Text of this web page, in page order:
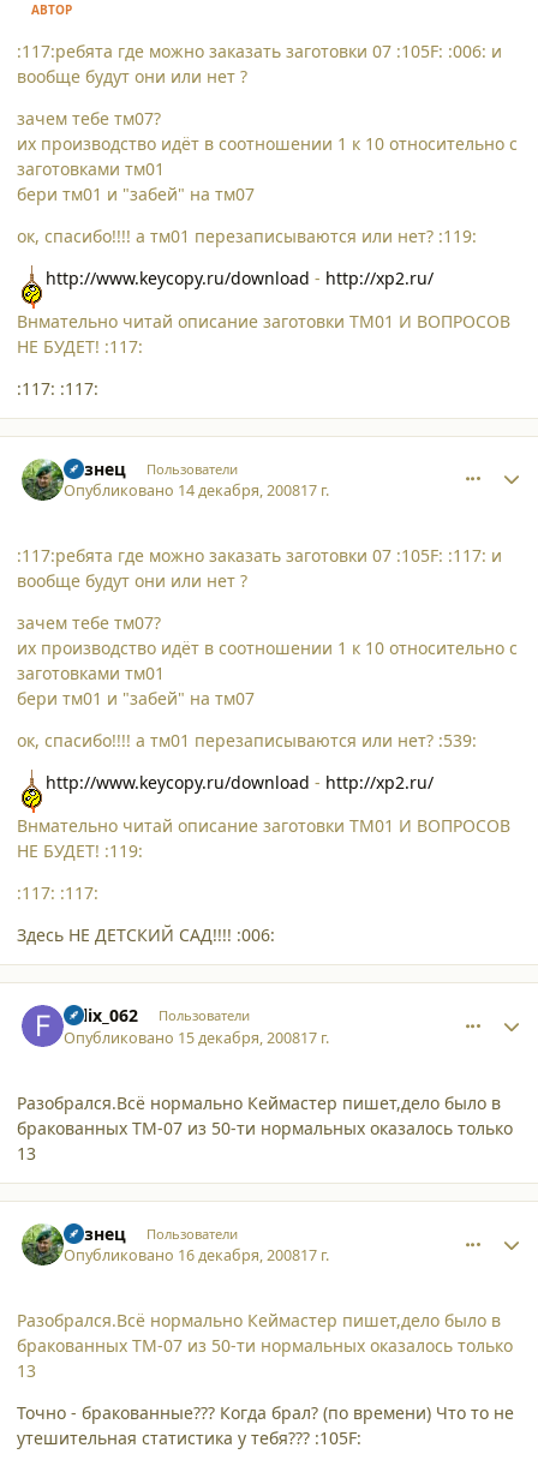
АВТОР
:117:ребята где можно заказать заготовки 07 :105F: :006: и
вообще будут они или нет ?
зачем тебе тм07?
их производство идёт в соотношении 1 к 10 относительно с
заготовками тм01
бери тм01 и "забей" на тм07
ок, спасибо!!!! а тм01 перезаписываются или нет? :119:
http://www.keycopy.ru/download - http://xp2.ru/
Внмательно читай описание заготовки ТМ01 И ВОПРОСОВ
НЕ БУДЕТ! :117:
:117: :117:
Кузнец Пользователи
Опубликовано 14 декабря, 200817 г.
:117:ребята где можно заказать заготовки 07 :105F: :117: и
вообще будут они или нет ?
зачем тебе тм07?
их производство идёт в соотношении 1 к 10 относительно с
заготовками тм01
бери тм01 и "забей" на тм07
ок, спасибо!!!! а тм01 перезаписываются или нет? :539:
http://www.keycopy.ru/download - http://xp2.ru/
Внмательно читай описание заготовки ТМ01 И ВОПРОСОВ
НЕ БУДЕТ! :119:
:117: :117:
Здесь НЕ ДЕТСКИЙ САД!!!! :006:
Felix_062 Пользователи
Опубликовано 15 декабря, 200817 г.
Разобрался.Всё нормально Кеймастер пишет,дело было в
бракованных ТМ-07 из 50-ти нормальных оказалось только
13
Кузнец Пользователи
Опубликовано 16 декабря, 200817 г.
Разобрался.Всё нормально Кеймастер пишет,дело было в
бракованных ТМ-07 из 50-ти нормальных оказалось только
13
Точно - бракованные??? Когда брал? (по времени) Что то не
утешительная статистика у тебя??? :105F: